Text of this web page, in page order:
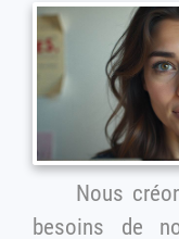
Nous créons des
besoins de